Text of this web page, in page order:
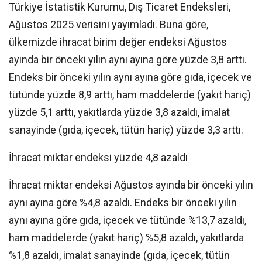
Türkiye İstatistik Kurumu, Dış Ticaret Endeksleri,
Ağustos 2025 verisini yayımladı. Buna göre,
ülkemizde ihracat birim değer endeksi Ağustos
ayında bir önceki yılın aynı ayına göre yüzde 3,8 arttı.
Endeks bir önceki yılın aynı ayına göre gıda, içecek ve
tütünde yüzde 8,9 arttı, ham maddelerde (yakıt hariç)
yüzde 5,1 arttı, yakıtlarda yüzde 3,8 azaldı, imalat
sanayinde (gıda, içecek, tütün hariç) yüzde 3,3 arttı.
İhracat miktar endeksi yüzde 4,8 azaldı
İhracat miktar endeksi Ağustos ayında bir önceki yılın
aynı ayına göre %4,8 azaldı. Endeks bir önceki yılın
aynı ayına göre gıda, içecek ve tütünde %13,7 azaldı,
ham maddelerde (yakıt hariç) %5,8 azaldı, yakıtlarda
%1,8 azaldı, imalat sanayinde (gıda, içecek, tütün